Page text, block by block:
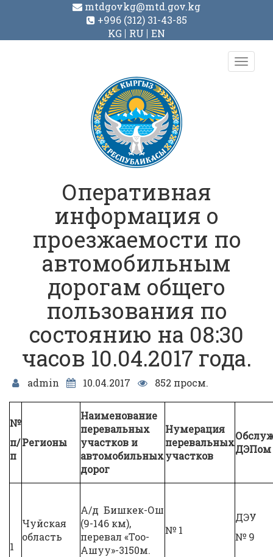
mtdgovkg@mtd.gov.kg
+996 (312) 31-43-85
KG
RU EN
Toggle
Оперативная
информация о
проезжаемости по
автомобильным
дорогам общего
пользования по
состоянию на 08:30
часов 10.04.2017 года.
admin 10.04.2017 852 просм.
№
п/
п
Регионы
Наименование
перевальных
участков и
автомобильных
дорог
Нумерация
перевальных
участков
ДЭПом
1
Чуйская
область
А/д Бишкек-Ош
(9-146 км),
перевал «Тоо-
Ашуу»-3150м.
№ 1
ДЭУ
№ 9